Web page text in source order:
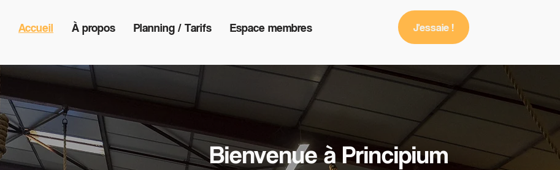
Accueil À propos Planning / Tarifs Espace membres J'essaie !
Bienvenue à Principium